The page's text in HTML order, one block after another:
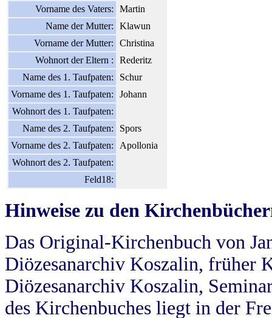
Vorname des Vaters:
Martin
Name der Mutter:
Klawun
Vorname der Mutter:
Christina
Wohnort der Eltern :
Rederitz
Name des 1. Taufpaten:
Schur
Vorname des 1. Taufpaten:
Johann
Wohnort des 1. Taufpaten:
Name des 2. Taufpaten:
Spors
Vorname des 2. Taufpaten:
Apollonia
Wohnort des 2. Taufpaten:
Feld18:
Hinweise zu den
Das Original-Kirchenbuch von
Diözesanarchiv Koszalin, früher
Diözesanarchiv Koszalin,
des Kirchenbuches liegt in der